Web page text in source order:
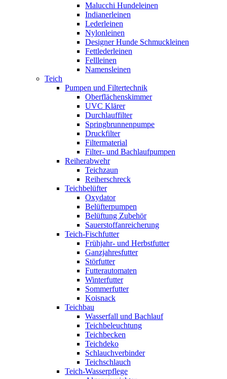
Malucchi Hundeleinen
Indianerleinen
Lederleinen
Nylonleinen
Designer Hunde Schmuckleinen
Fettlederleinen
Fellleinen
Namensleinen
Teich
Pumpen und Filtertechnik
Oberflächenskimmer
UVC Klärer
Durchlauffilter
Springbrunnenpumpe
Druckfilter
Filtermaterial
Filter- und Bachlaufpumpen
Reiherabwehr
Teichzaun
Reiherschreck
Teichbelüfter
Oxydator
Belüfterpumpen
Belüftung Zubehör
Sauerstoffanreicherung
Teich-Fischfutter
Frühjahr- und Herbstfutter
Ganzjahresfutter
Störfutter
Futterautomaten
Winterfutter
Sommerfutter
Koisnack
Teichbau
Wasserfall und Bachlauf
Teichbeleuchtung
Teichbecken
Teichdeko
Schlauchverbinder
Teichschlauch
Teich-Wasserpflege